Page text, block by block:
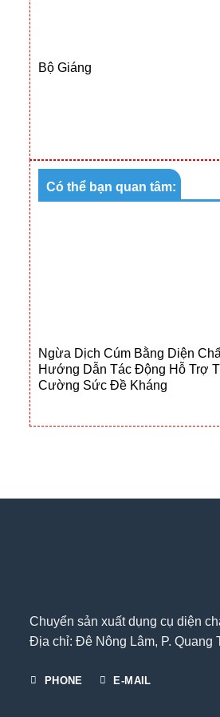
Bộ Giáng
Có thể bạn quan tâm:
Ngừa Dịch Cúm Bằng Diện
Hướng Dẫn Tác Động Hỗ Trợ
Cường Sức Đề Kháng
Chuyển sản xuất dụng cụ diện
Địa chỉ: Đê Nông Lâm, P. Quang
PHONE E-MAIL